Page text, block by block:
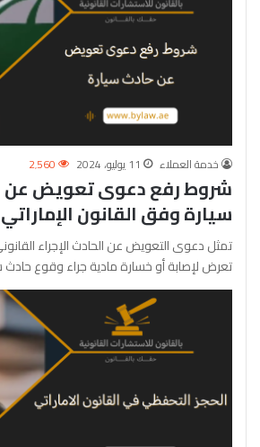
خدمة العملاء 11 يوليو، 2024 2٬560
شروط رفع دعوى تعويض عن
سيارة وفق القانون الإماراتي
تمثل دعوى التعويض عن الحادث الإجراء
تعرض لإصابة أو خسارة مادية جراء وقوع